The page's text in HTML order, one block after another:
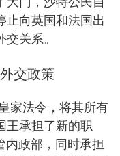
大门，沙特公民自
止向英国和法国出
关系。
交政策
家法令，将其所有
王承担了新的职
内政部，同时承担